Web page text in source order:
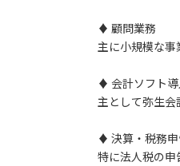
♦ 顧問業務
主に小規模な事
♦ 会計ソフト
主として弥生会
♦ 決算・税務
特に法人税の申